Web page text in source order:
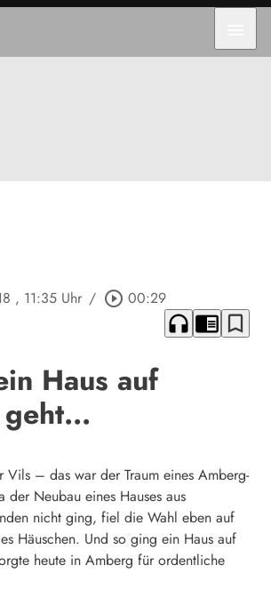
, 11:35 Uhr / play_circle_outline 00:29
headphones chrome_reader_mode bookmark_border
Haus auf
Vils – das war der Traum eines Amberg-
der Neubau eines Hauses aus
nicht ging, fiel die Wahl eben auf
Häuschen. Und so ging ein Haus auf
heute in Amberg für ordentliche